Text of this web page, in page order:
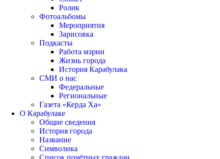
Ролик
Фотоальбомы
Мероприятия
Зарисовка
Подкасты
Работа мэрии
Жизнь города
История Карабулака
СМИ о нас
Федеральные
Региональные
Газета «Керда Ха»
О Карабулаке
Общие сведения
История города
Название
Символика
Список почётных граждан